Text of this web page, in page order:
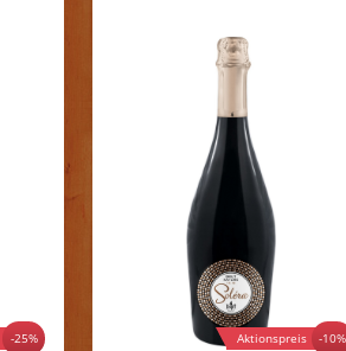
-25% -10%
Aktionspreis